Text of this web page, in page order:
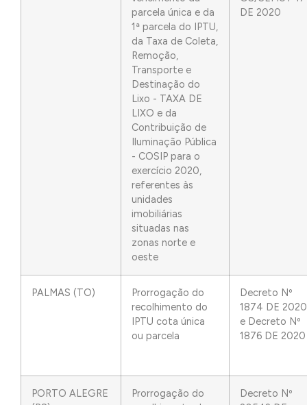
parcela única e da
1ª parcela do IPTU,
da Taxa de Coleta,
Remoção,
Transporte e
Destinação do
Lixo - TAXA DE
LIXO e da
Contribuição de
Iluminação Pública
- COSIP para o
exercício 2020,
referentes às
unidades
imobiliárias
situadas nas
zonas norte e
oeste
DE 2020
PALMAS (TO)
Prorrogação do
recolhimento do
IPTU cota única
ou parcela
Decreto Nº
1874 DE 2020
e Decreto Nº
1876 DE 2020
PORTO ALEGRE
Prorrogação do
Decreto Nº